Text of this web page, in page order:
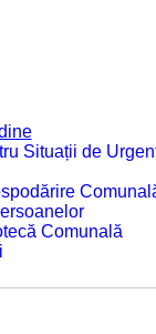
Situații de
Comunală